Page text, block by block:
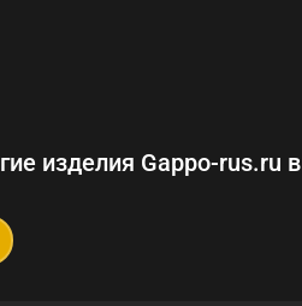
изделия Gappo-rus.ru в